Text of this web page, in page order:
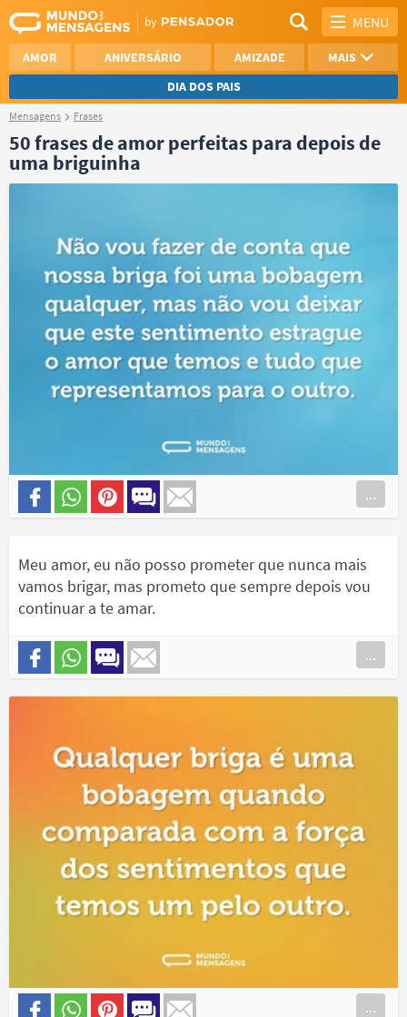
MENU
AMOR ANIVERSÁRIO AMIZADE
MAIS
DIA DOS PAIS
REFLEXÃO
AGRADECIMENTO
SAUDADE
Mensagens Frases
50 frases de amor perfeitas para depois de
uma briguinha
...
Meu amor, eu não posso prometer que nunca mais
vamos brigar, mas prometo que sempre depois vou
continuar a te amar.
...
...